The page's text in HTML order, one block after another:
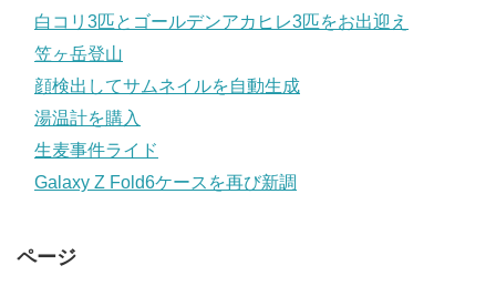
白コリ3匹とゴールデンアカヒレ3匹をお出迎え
笠ヶ岳登山
顔検出してサムネイルを自動生成
湯温計を購入
生麦事件ライド
Galaxy Z Fold6ケースを再び新調
ページ